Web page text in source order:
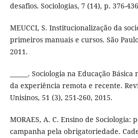
desafios. Sociologias, 7 (14), p. 376-
MEUCCI, S. Institucionalização da
primeiros manuais e cursos. São
2011.
______. Sociologia na Educação
da experiência remota e recente.
Unisinos, 51 (3), 251-260, 2015.
MORAES, A. C. Ensino de Sociologia:
campanha pela obrigatoriedade.